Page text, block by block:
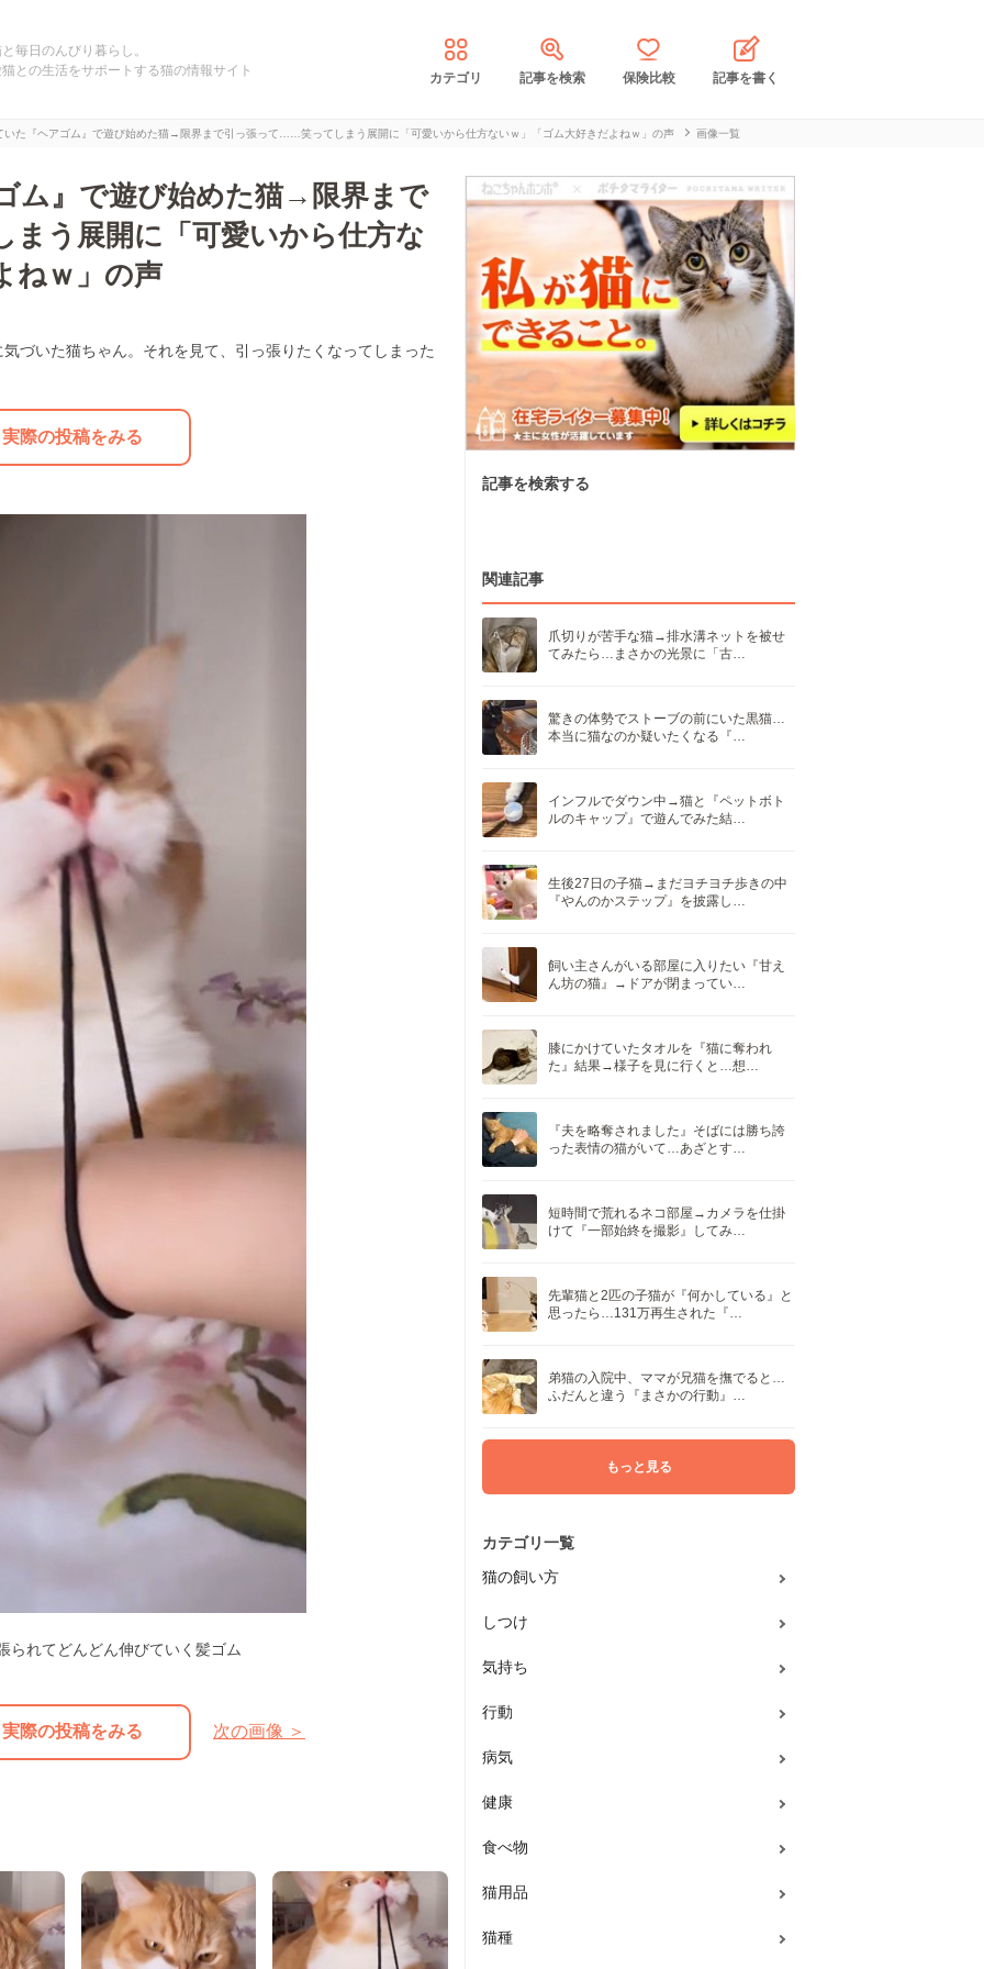
毎日のんびり暮らし。
との生活をサポートする猫の情報サイト
カテゴリ 記事を検索 保険比較 記事を書く
いた『ヘアゴム』で遊び始めた猫→限界まで引っ張って……笑ってしまう展開に「可愛いから仕方ないｗ」「ゴム大好きだよねｗ」の声 画像一覧
ム』で遊び始めた猫→限界まで
う展開に「可愛いから仕方な
ねｗ」の声
づいた猫ちゃん。それを見て、引っ張りたくなってしまった
実際の投稿をみる
られてどんどん伸びていく髪ゴム
実際の投稿をみる 次の画像 ＞
記事を検索する
関連記事
爪切りが苦手な猫→排水溝ネットを被せ
てみたら…まさかの光景に「古…
驚きの体勢でストーブの前にいた黒猫…
本当に猫なのか疑いたくなる『…
インフルでダウン中→猫と『ペットボト
ルのキャップ』で遊んでみた結…
生後27日の子猫→まだヨチヨチ歩きの中
『やんのかステップ』を披露し…
飼い主さんがいる部屋に入りたい『甘え
ん坊の猫』→ドアが閉まってい…
膝にかけていたタオルを『猫に奪われ
た』結果→様子を見に行くと…想…
『夫を略奪されました』そばには勝ち誇
った表情の猫がいて…あざとす…
短時間で荒れるネコ部屋→カメラを仕掛
けて『一部始終を撮影』してみ…
先輩猫と2匹の子猫が『何かしている』と
思ったら…131万再生された『…
弟猫の入院中、ママが兄猫を撫でると…
ふだんと違う『まさかの行動』…
もっと見る
カテゴリ一覧
猫の飼い方
しつけ
気持ち
行動
病気
健康
食べ物
猫用品
猫種